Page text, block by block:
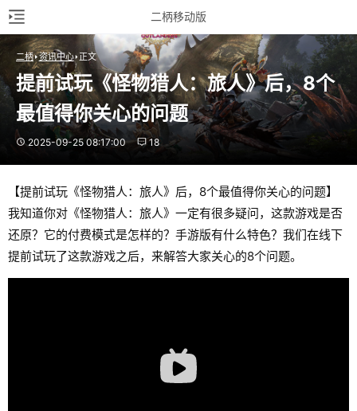
二柄移动版
二柄 资讯中心 正文
提前试玩《怪物猎人：旅人》后，8个
最值得你关心的问题
2025-09-25 08:17:00 18
【提前试玩《怪物猎人：旅人》后，8个最值得你关心的问题】
我知道你对《怪物猎人：旅人》一定有很多疑问，这款游戏是否
还原？它的付费模式是怎样的？手游版有什么特色？我们在线下
提前试玩了这款游戏之后，来解答大家关心的8个问题。